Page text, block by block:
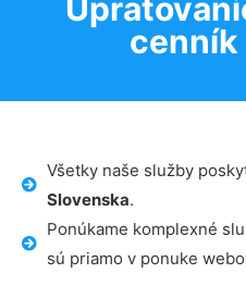
cenník
Všetky naše služby
Slovenska.
Ponúkame komplexné
sú priamo v ponuke